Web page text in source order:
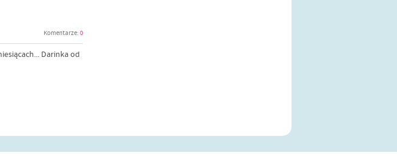
Komentarze: 0
Darinka od